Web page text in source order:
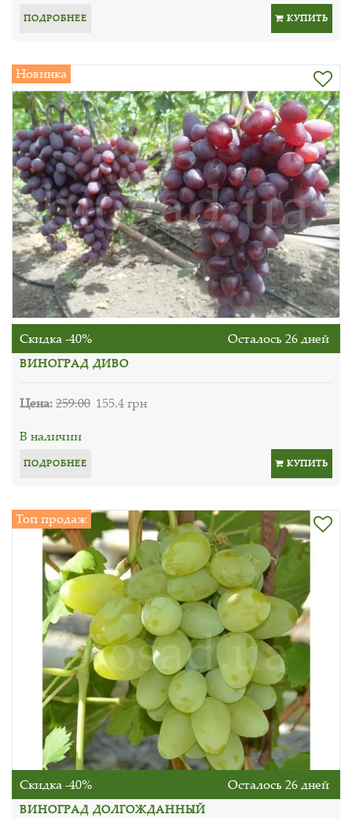
ПОДРОБНЕЕ КУПИТЬ
Новинка
Скидка -40% Осталось 26 дней
ВИНОГРАД ДИВО
Цена:259.00 155.4 грн
В наличии
ПОДРОБНЕЕ КУПИТЬ
Топ продаж
Скидка -40% Осталось 26 дней
ВИНОГРАД ДОЛГОЖДАННЫЙ